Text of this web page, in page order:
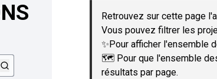
Retrouvez sur cette page
Vous pouvez filtrer les
✨Pour afficher l'ensemble
🗺️ Pour que l'ensemble
résultats par page.